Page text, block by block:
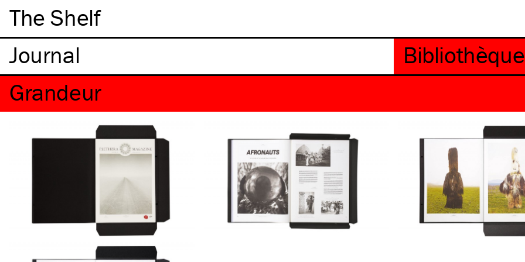
The Shelf
Grandeur